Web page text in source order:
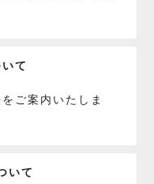
て
ご案内いたしま
いて